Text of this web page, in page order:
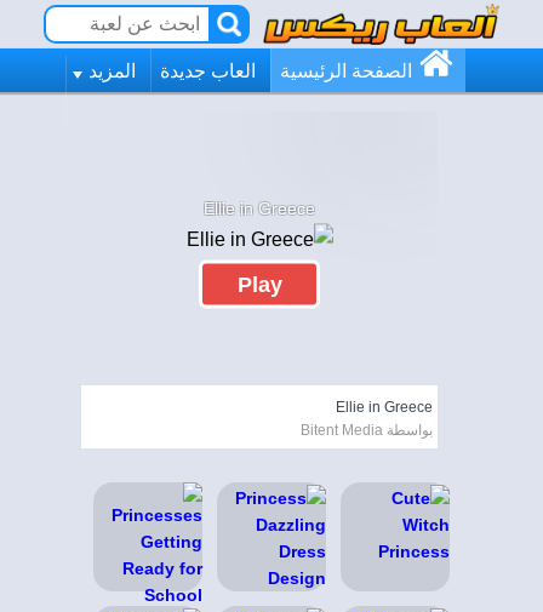
الصفحة الرئيسية العاب جديدة المزيد
Ellie in Greece
Play
Ellie in Greece
بواسطة Bitent Media